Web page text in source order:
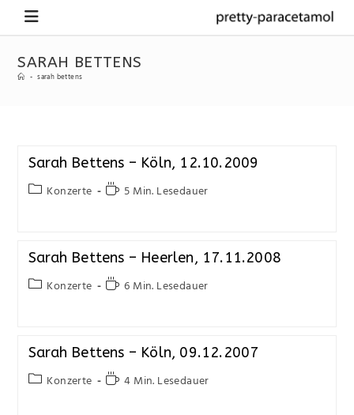
SARAH BETTENS
- sarah bettens
Sarah Bettens – Köln, 12.10.2009
Konzerte 5 Min. Lesedauer
Sarah Bettens – Heerlen, 17.11.2008
Konzerte 6 Min. Lesedauer
Sarah Bettens – Köln, 09.12.2007
Konzerte 4 Min. Lesedauer